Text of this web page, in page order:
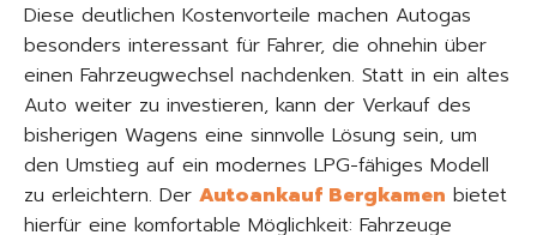
Diese deutlichen Kostenvorteile machen Autogas
besonders interessant für Fahrer, die ohnehin über
einen Fahrzeugwechsel nachdenken. Statt in ein altes
Auto weiter zu investieren, kann der Verkauf des
bisherigen Wagens eine sinnvolle Lösung sein, um
den Umstieg auf ein modernes LPG-fähiges Modell
zu erleichtern. Der Autoankauf Bergkamen bietet
hierfür eine komfortable Möglichkeit: Fahrzeuge